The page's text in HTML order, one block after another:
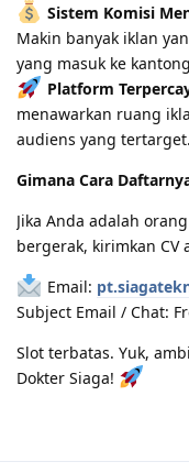
Sistem Komisi
Makin banyak iklan
yang masuk ke
Platform
menawarkan ruang
audiens yang tertarget.
Gimana Cara
Jika Anda adalah
bergerak, kirimkan
Email:
Subject Email / Chat:
Slot terbatas. Yuk,
Dokter Siaga!